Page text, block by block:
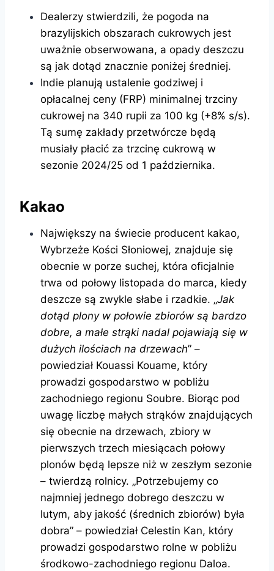
Dealerzy stwierdzili, że pogoda na
brazylijskich obszarach cukrowych jest
uważnie obserwowana, a opady deszczu
są jak dotąd znacznie poniżej średniej.
Indie planują ustalenie godziwej i
opłacalnej ceny (FRP) minimalnej trzciny
cukrowej na 340 rupii za 100 kg (+8% s/s).
Tą sumę zakłady przetwórcze będą
musiały płacić za trzcinę cukrową w
sezonie 2024/25 od 1 października.
Kakao
Największy na świecie producent kakao,
Wybrzeże Kości Słoniowej, znajduje się
obecnie w porze suchej, która oficjalnie
trwa od połowy listopada do marca, kiedy
deszcze są zwykle słabe i rzadkie. „Jak
dotąd plony w połowie zbiorów są bardzo
dobre, a małe strąki nadal pojawiają się w
dużych ilościach na drzewach” –
powiedział Kouassi Kouame, który
prowadzi gospodarstwo w pobliżu
zachodniego regionu Soubre. Biorąc pod
uwagę liczbę małych strąków znajdujących
się obecnie na drzewach, zbiory w
pierwszych trzech miesiącach połowy
plonów będą lepsze niż w zeszłym sezonie
– twierdzą rolnicy. „Potrzebujemy co
najmniej jednego dobrego deszczu w
lutym, aby jakość (średnich zbiorów) była
dobra” – powiedział Celestin Kan, który
prowadzi gospodarstwo rolne w pobliżu
środkowo-zachodniego regionu Daloa.